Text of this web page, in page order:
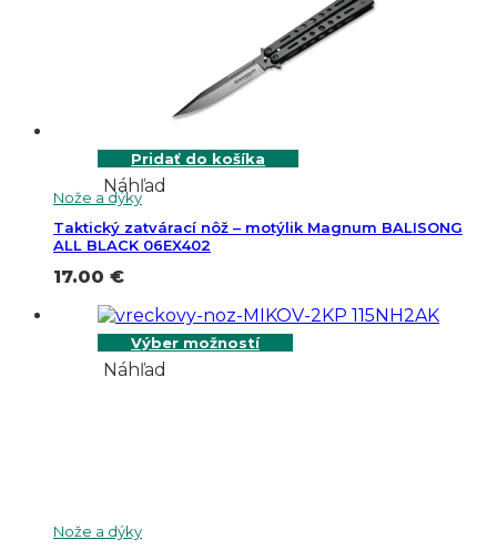
Pridať do košíka
Náhľad
Nože a dýky
Taktický zatvárací nôž – motýlik Magnum BALISONG
ALL BLACK 06EX402
17.00 €
Výber možností
Náhľad
Nože a dýky